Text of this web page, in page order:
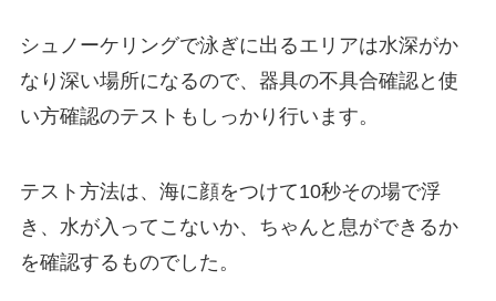
シュノーケリングで泳ぎに出るエリアは水深がか
なり深い場所になるので、器具の不具合確認と使
い方確認のテストもしっかり行います。
テスト方法は、海に顔をつけて10秒その場で浮
き、水が入ってこないか、ちゃんと息ができるか
を確認するものでした。